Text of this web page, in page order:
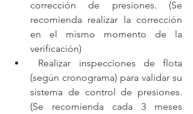
corrección de presiones. (Se
recomienda realizar la corrección
en el mismo momento de la
verificación)
(según cronograma) para validar su
sistema de control de presiones.
(Se recomienda cada 3 meses